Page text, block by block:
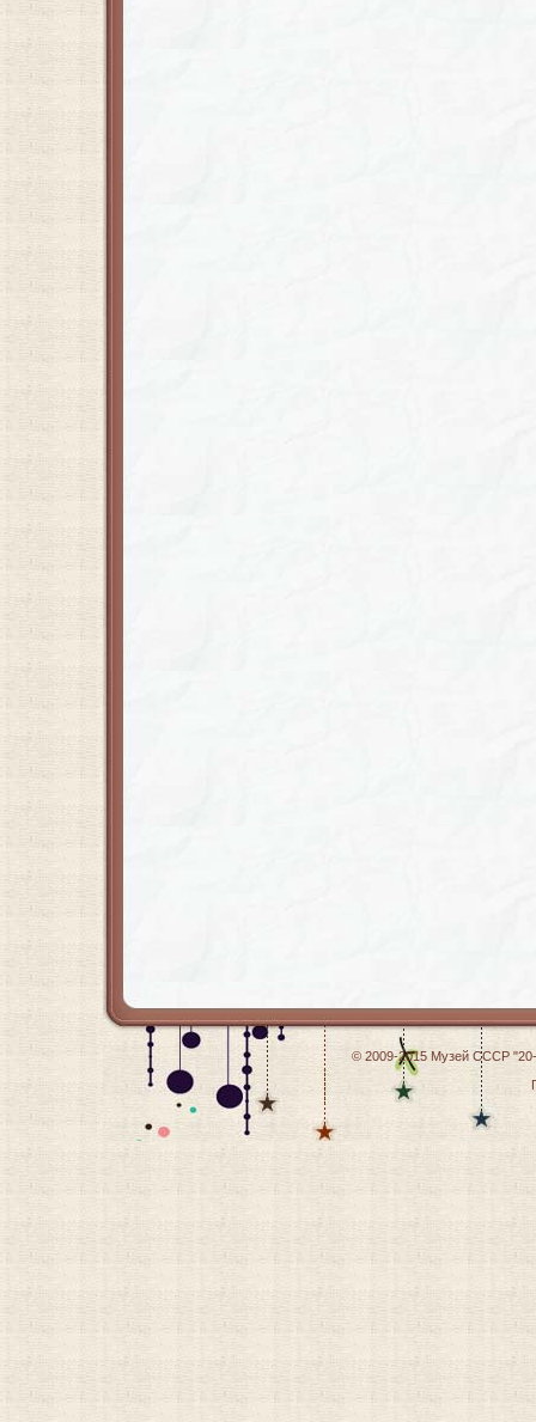
© 2009-2015 Музей СССР